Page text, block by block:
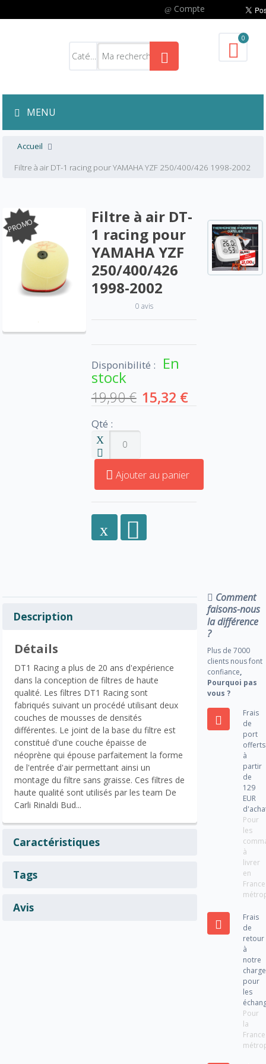
Compte
0
MENU
Accueil
Filtre à air DT-1 racing pour YAMAHA YZF 250/400/426 1998-2002
PROMO
Filtre à air DT-
1 racing pour
YAMAHA YZF
250/400/426
1998-2002
0 avis
Disponibilité : En
stock
19,90 € 15,32 €
Qté :
Ajouter au panier
Description
Détails
DT1 Racing a plus de 20 ans d'expérience
dans la conception de filtres de haute
qualité. Les filtres DT1 Racing sont
fabriqués suivant un procédé utilisant deux
couches de mousses de densités
différentes. Le joint de la base du filtre est
constitué d'une couche épaisse de
néoprène qui épouse parfaitement la forme
de l'entrée d'air permettant ainsi un
montage du filtre sans graisse. Ces filtres de
haute qualité sont utilisés par les team De
Carli Rinaldi Bud...
Caractéristiques
Tags
Avis
Comment
faisons-nous
la différence
?
Plus de 7000
clients nous font
confiance,
Pourquoi pas
vous ?
Frais
de
port
offerts
à
partir
de
129
EUR
Pour
les
à
livrer
en
France
Frais
de
retour
à
notre
charge
pour
les
Pour
la
France